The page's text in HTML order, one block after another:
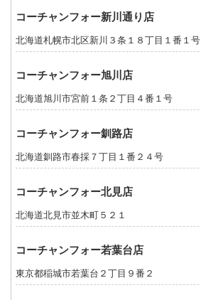
コーチャンフォー新川通り店
北海道札幌市北区新川３条１８丁目１番１号
コーチャンフォー旭川店
北海道旭川市宮前１条２丁目４番１号
コーチャンフォー釧路店
北海道釧路市春採７丁目１番２４号
コーチャンフォー北見店
北海道北見市並木町５２１
コーチャンフォー若葉台店
東京都稲城市若葉台２丁目９番２